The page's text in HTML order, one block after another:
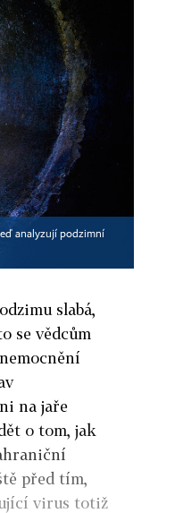
analyzují podzimní
slabá,
se vědcům
na jaře
o tom, jak
před tím,
virus totiž